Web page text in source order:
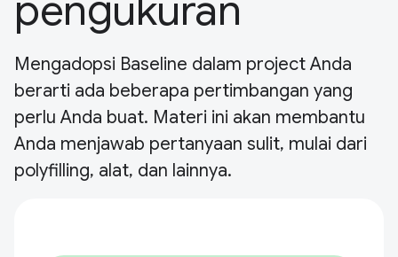
pengukuran
Mengadopsi Baseline dalam project Anda
berarti ada beberapa pertimbangan yang
perlu Anda buat. Materi ini akan membantu
Anda menjawab pertanyaan sulit, mulai dari
polyfilling, alat, dan lainnya.